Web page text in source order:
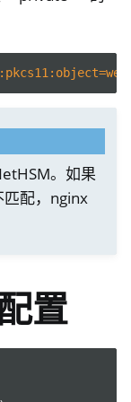
。如果
配，nginx
置